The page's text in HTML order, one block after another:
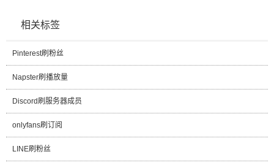
相关标签
Pinterest刷粉丝
Napster刷播放量
Discord刷服务器成员
onlyfans刷订阅
LINE刷粉丝